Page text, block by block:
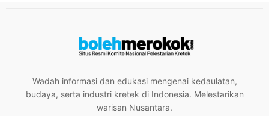
Wadah informasi dan edukasi mengenai kedaulatan,
budaya, serta industri kretek di Indonesia. Melestarikan
warisan Nusantara.